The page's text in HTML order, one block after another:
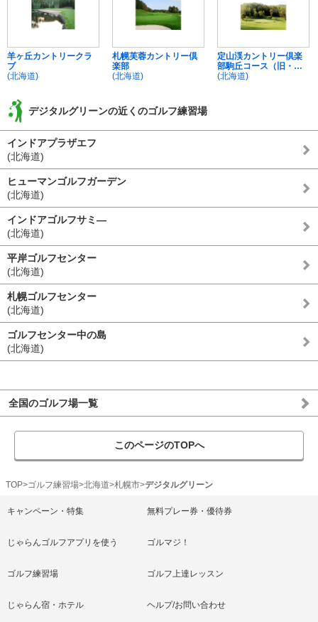
羊ヶ丘カントリークラ
ブ
(北海道)
札幌芙蓉カントリー倶
楽部
(北海道)
定山渓カントリー倶楽
部駒丘コース（旧・札
幌南ＧＣ）
(北海道)
デジタルグリーンの近くのゴルフ練習場
インドアプラザエフ
(北海道)
ヒューマンゴルフガーデン
(北海道)
インドアゴルフサミ―
(北海道)
平岸ゴルフセンター
(北海道)
札幌ゴルフセンター
(北海道)
ゴルフセンター中の島
(北海道)
全国のゴルフ場一覧
このページのTOPへ
TOP ゴルフ練習場 北海道 札幌市 デジタルグリーン
キャンペーン・特集 無料プレー券・優待券
じゃらんゴルフアプリを使う ゴルマジ！
ゴルフ練習場 ゴルフ上達レッスン
じゃらん宿・ホテル ヘルプ/お問い合わせ